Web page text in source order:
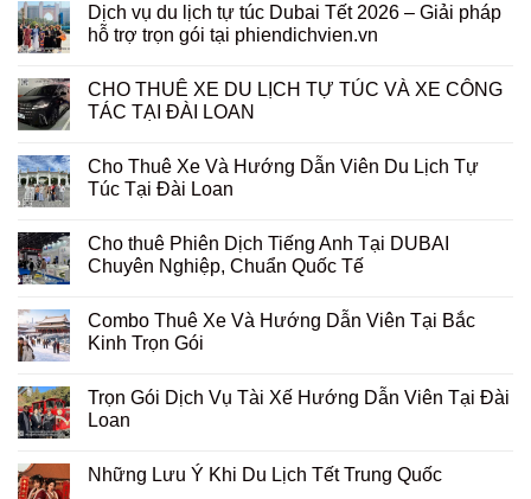
Dịch vụ du lịch tự túc Dubai Tết 2026 – Giải pháp
hỗ trợ trọn gói tại phiendichvien.vn
CHO THUÊ XE DU LỊCH TỰ TÚC VÀ XE CÔNG
TÁC TẠI ĐÀI LOAN
Cho Thuê Xe Và Hướng Dẫn Viên Du Lịch Tự
Túc Tại Đài Loan
Cho thuê Phiên Dịch Tiếng Anh Tại DUBAI
Chuyên Nghiệp, Chuẩn Quốc Tế
Combo Thuê Xe Và Hướng Dẫn Viên Tại Bắc
Kinh Trọn Gói
Trọn Gói Dịch Vụ Tài Xế Hướng Dẫn Viên Tại Đài
Loan
Những Lưu Ý Khi Du Lịch Tết Trung Quốc